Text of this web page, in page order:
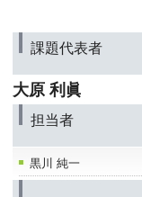
課題代表者
大原 利眞
担当者
黒川 純一